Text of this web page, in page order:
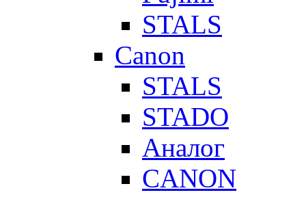
STALS
Canon
STALS
STADO
Аналог
CANON